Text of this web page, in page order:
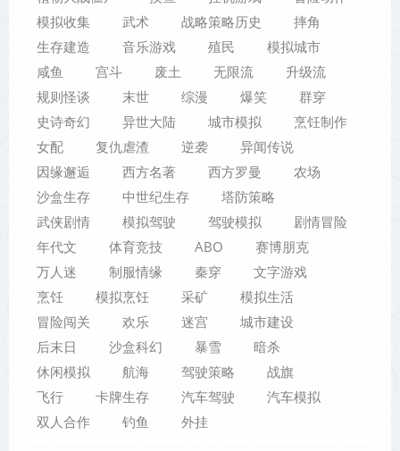
模拟收集
武术 战略策略历史
摔角
生存建造
音乐游戏 殖民
模拟城市
咸鱼
宫斗 废土 无限流
升级流
规则怪谈
末世 综漫 爆笑
群穿
史诗奇幻
异世大陆 城市模拟
烹饪制作
女配
复仇虐渣 逆袭
异闻传说
因缘邂逅
西方名著 西方罗曼
农场
沙盒生存
中世纪生存
塔防策略
武侠剧情
模拟驾驶 驾驶模拟
剧情冒险
年代文
体育竞技 ABO
赛博朋克
万人迷
制服情缘 秦穿
文字游戏
烹饪
模拟烹饪 采矿
模拟生活
冒险闯关
欢乐 迷宫
城市建设
后末日
沙盒科幻 暴雪
暗杀
休闲模拟
航海 驾驶策略
战旗
飞行
卡牌生存 汽车驾驶
汽车模拟
双人合作
钓鱼 外挂